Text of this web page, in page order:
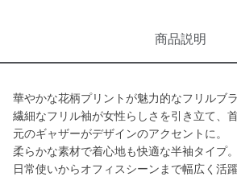
商品説明
華やかな花柄プリントが魅力的なフリルブラ
繊細なフリル袖が女性らしさを引き立て、
元のギャザーがデザインのアクセントに。
柔らかな素材で着心地も快適な半袖タイプ。
日常使いからオフィスシーンまで幅広く活躍